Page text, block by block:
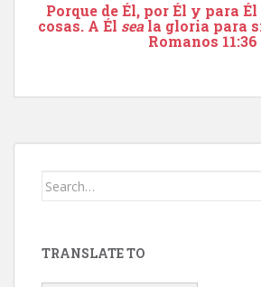
Porque de Él, por Él y para
cosas. A Él seala gloria para
Romanos 11:36
Search
TRANSLATE TO